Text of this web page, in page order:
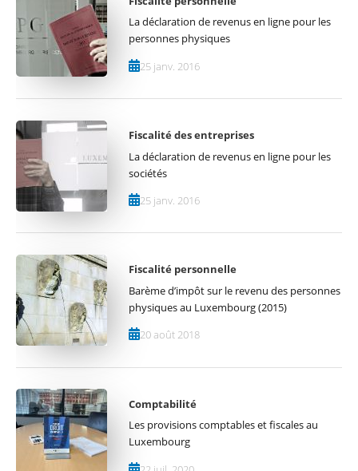
La déclaration de revenus en ligne pour les
personnes physiques
25 janv. 2016
Fiscalité des entreprises
La déclaration de revenus en ligne pour les
sociétés
25 janv. 2016
Fiscalité personnelle
Barème d’impôt sur le revenu des personnes
physiques au Luxembourg (2015)
20 août 2018
Comptabilité
Les provisions comptables et fiscales au
Luxembourg